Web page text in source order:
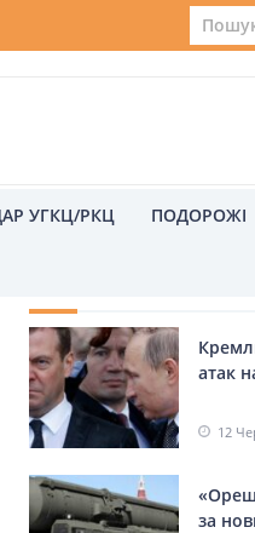
УГКЦ/РКЦ ПОДОРОЖІ
Львів
атак
12
за